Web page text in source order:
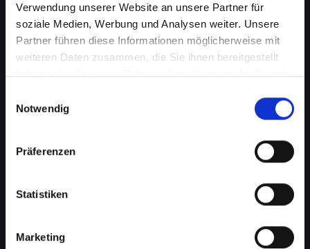
Verwendung unserer Website an unsere Partner für
soziale Medien, Werbung und Analysen weiter. Unsere
Partner führen diese Informationen möglicherweise mit
weiteren Daten zusammen, die Sie ihnen bereitgestellt
haben oder die sie im Rahmen Ihrer Nutzung der Dienste
Notwendig
Präferenzen
Statistiken
Marketing
Akkuprobleme bei Ihrem
IPHONE-14 in Bad-schönau?
Finden Sie jetzt eine Lösung
Ein schlecht funktionierender Akku in Ihrem
IPHONE-14 beeinträchtigt Ihre Mobilität und
Steckdose suchen müssen. Von schnellem